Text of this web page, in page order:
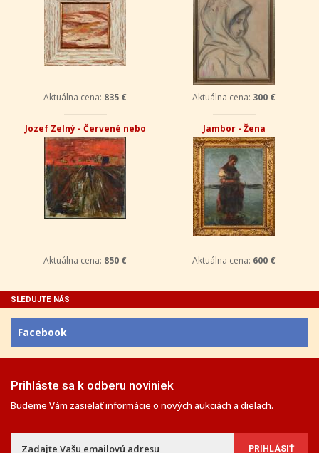
Aktuálna cena: 835 € Aktuálna cena: 300 €
Jozef Zelný - Červené nebo
Aktuálna cena: 850 €
Jambor - Žena
Aktuálna cena: 600 €
SLEDUJTE NÁS
Facebook
Prihláste sa k odberu noviniek
Budeme Vám zasielať informácie o nových aukciách a dielach.